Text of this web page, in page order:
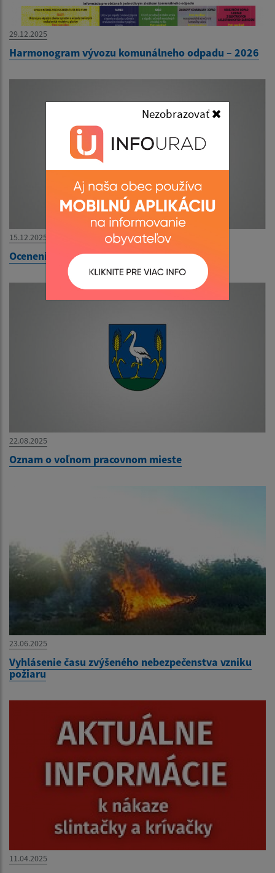
Nezobrazovať
29.12.2025
Harmonogram vývozu komunálneho odpadu – 2026
15.12.2025
Ocenenie starostu obce Čaklov
22.08.2025
Oznam o voľnom pracovnom mieste
23.06.2025
Vyhlásenie času zvýšeného nebezpečenstva vzniku
požiaru
11.04.2025